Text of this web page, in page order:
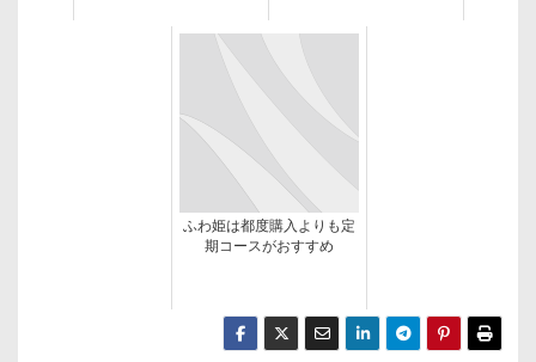
ふわ姫は都度購入よりも定
期コースがおすすめ